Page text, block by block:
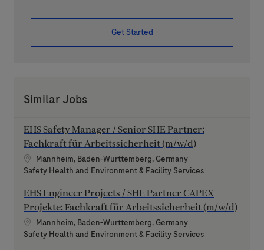
Get Started
Similar Jobs
EHS Safety Manager / Senior SHE Partner:
Fachkraft für Arbeitssicherheit (m/w/d)
Location
Mannheim, Baden-Wurttemberg, Germany
Category
Safety Health and Environment & Facility Services
EHS Engineer Projects / SHE Partner CAPEX
Projekte: Fachkraft für Arbeitssicherheit (m/w/d)
Location
Mannheim, Baden-Wurttemberg, Germany
Category
Safety Health and Environment & Facility Services